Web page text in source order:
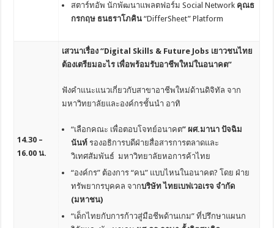
สตาร์ทอัพ นักพัฒนาแพลตฟอร์ม Social Network คุณธ
กรกฤษ ธนธราโภคิน “DifferSheet” Platform
14.30 –
16.00 น.
เสวนาเรื่อง “Digital Skills & Future Jobs เยาวชนไทย
ต้องเตรียมอะไร เพื่อพร้อมรับอาชีพใหม่ในอนาคต”
ฟังคำแนะแนวเกี่ยวกับสาขาอาชีพใหม่ด้านดิจิทัล จาก
มหาวิทยาลัยและองค์กรชั้นนำ อาทิ
“เลือกคณะ เพื่อตอบโจทย์อนาคต” ผศ.มานา ปัจฉิม
นันท์รองอธิการบดีฝ่ายสื่อสารการตลาดและ
วิเทศสัมพันธ์ มหาวิทยาลัยหอการค้าไทย
“องค์กร” ต้องการ “คน” แบบไหนในอนาคต? โดย ฝ่าย
ทรัพยากรบุคคล จากบริษัท ไทยเบฟเวอเรจ จำกัด
(มหาชน)
“เด็กไทยกับการก้าวสู่มือชีพด้านเกม” ที่ปรึกษาแผนก